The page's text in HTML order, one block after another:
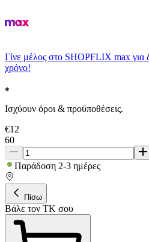
Γίνε μέλος στο SHOPFLIX max για
χρόνο!
Ισχύουν όροι & προϋποθέσεις.
€12
60
Παράδοση 2-3 ημέρες
Πίσω
Βάλε τον ΤΚ σου